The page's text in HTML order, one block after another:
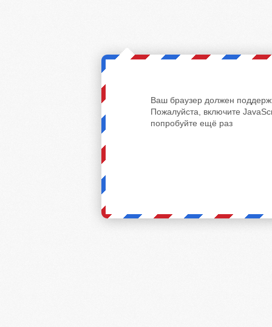
Ваш браузер должен
Пожалуйста, включите
попробуйте ещё раз